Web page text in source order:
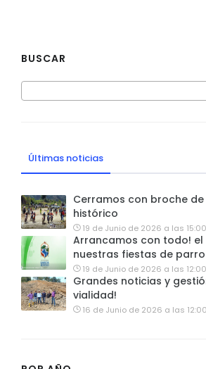
BUSCAR
Últimas noticias
Cerramos con broche
histórico
19 de Junio de 2026 a las 15:00
Arrancamos con todo! el
nuestras fiestas de
19 de Junio de 2026 a las 12:00
Grandes noticias y
vialidad!
16 de Junio de 2026 a las 12:00